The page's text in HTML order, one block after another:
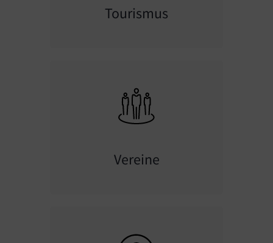
Tourismus
Vereine